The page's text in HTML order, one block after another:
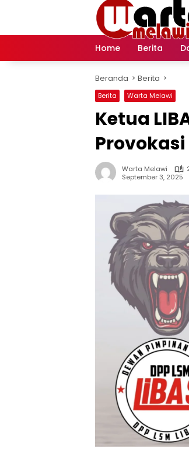
Home Berita
Beranda Berita
Berita Warta Melawi
Ketua
Warta Melawi
September 3, 2025